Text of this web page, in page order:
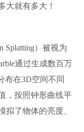
大就有多大！
Splatting）被视为
通过生成数百万
布在3D空间不同
，按照钟形曲线平
拟了物体的亮度、